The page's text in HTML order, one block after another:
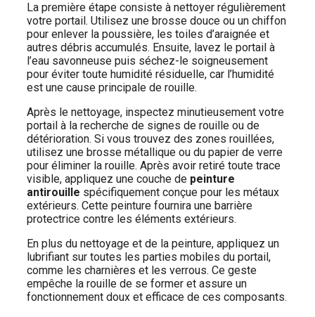
La première étape consiste à nettoyer régulièrement
votre portail. Utilisez une brosse douce ou un chiffon
pour enlever la poussière, les toiles d’araignée et
autres débris accumulés. Ensuite, lavez le portail à
l’eau savonneuse puis séchez-le soigneusement
pour éviter toute humidité résiduelle, car l’humidité
est une cause principale de rouille.
Après le nettoyage, inspectez minutieusement votre
portail à la recherche de signes de rouille ou de
détérioration. Si vous trouvez des zones rouillées,
utilisez une brosse métallique ou du papier de verre
pour éliminer la rouille. Après avoir retiré toute trace
visible, appliquez une couche de peinture
antirouille spécifiquement conçue pour les métaux
extérieurs. Cette peinture fournira une barrière
protectrice contre les éléments extérieurs.
En plus du nettoyage et de la peinture, appliquez un
lubrifiant sur toutes les parties mobiles du portail,
comme les charnières et les verrous. Ce geste
empêche la rouille de se former et assure un
fonctionnement doux et efficace de ces composants.